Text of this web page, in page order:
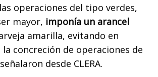
operaciones del tipo verdes,
mayor, imponía un arancel
amarilla, evitando en
la concreción de operaciones de
desde CLERA.